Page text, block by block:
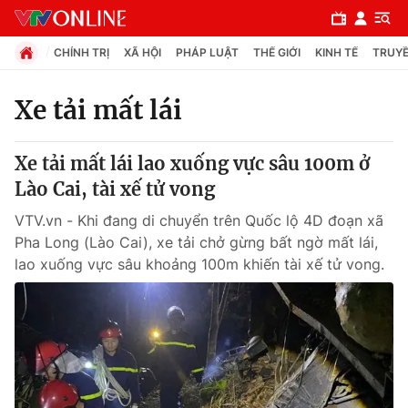
Chuyên mục
Chính trị
Xã hội
Pháp luật
Y tế
Thế giới
CHÍNH TRỊ XÃ HỘI PHÁP LUẬT THẾ GIỚI KINH TẾ
Xe tải mất lái
Xe tải mất lái lao xuống vực sâu 100m ở
Lào Cai, tài xế tử vong
VTV.vn - Khi đang di chuyển trên Quốc lộ 4D đoạn xã
Pha Long (Lào Cai), xe tải chở gừng bất ngờ mất lái,
lao xuống vực sâu khoảng 100m khiến tài xế tử vong.